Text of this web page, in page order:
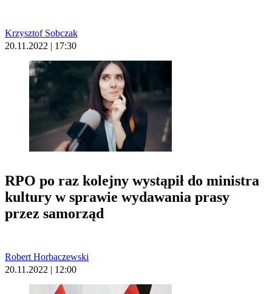
Krzysztof Sobczak
20.11.2022 | 17:30
RPO po raz kolejny wystąpił do ministra
kultury w sprawie wydawania prasy
przez samorząd
Robert Horbaczewski
20.11.2022 | 12:00